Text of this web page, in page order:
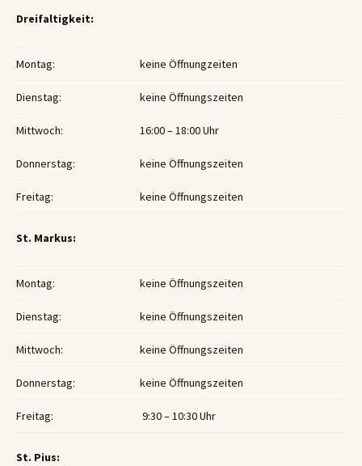
Dreifaltigkeit:
Montag: keine Öffnungzeiten
Dienstag: keine Öffnungszeiten
Mittwoch: 16:00 – 18:00 Uhr
Donnerstag: keine Öffnungszeiten
Freitag: keine Öffnungszeiten
St. Markus:
Montag: keine Öffnungszeiten
Dienstag: keine Öffnungszeiten
Mittwoch: keine Öffnungszeiten
Donnerstag: keine Öffnungszeiten
Freitag: 9:30 – 10:30 Uhr
St. Pius: